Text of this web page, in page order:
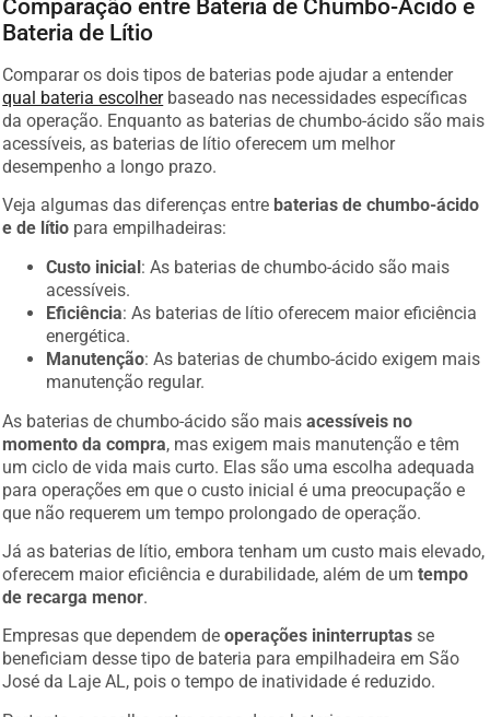
Bateria de Lítio
qual bateria escolherbaseado nas necessidades específicas
da operação. Enquanto as baterias de chumbo-ácido são mais
acessíveis, as baterias de lítio oferecem um melhor
desempenho a longo prazo.
e de lítiopara empilhadeiras:
acessíveis.
Eficiência: As baterias de lítio oferecem maior eficiência
energética.
Manutenção
manutenção regular.
momento da compra, mas exigem mais manutenção e têm
um ciclo de vida mais curto. Elas são uma escolha adequada
para operações em que o custo inicial é uma preocupação e
que não requerem um tempo prolongado de operação.
oferecem maior eficiência e durabilidade, além de um tempo
de recarga menor.
operações ininterruptas
beneficiam desse tipo de bateria para empilhadeira em São
José da Laje AL, pois o tempo de inatividade é reduzido.